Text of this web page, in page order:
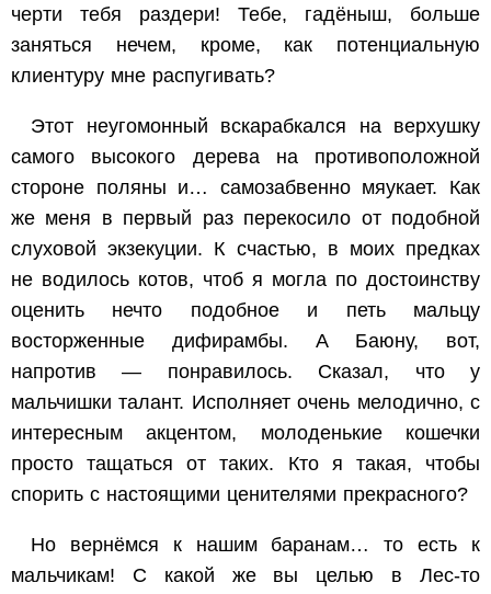
черти тебя раздери! Тебе, гадёныш, больше
заняться нечем, кроме, как потенциальную
клиентуру мне распугивать?
Этот неугомонный вскарабкался на верхушку
самого высокого дерева на противоположной
стороне поляны и… самозабвенно мяукает. Как
же меня в первый раз перекосило от подобной
слуховой экзекуции. К счастью, в моих предках
не водилось котов, чтоб я могла по достоинству
оценить нечто подобное и петь мальцу
восторженные дифирамбы. А Баюну, вот,
напротив — понравилось. Сказал, что у
мальчишки талант. Исполняет очень мелодично, с
интересным акцентом, молоденькие кошечки
просто тащаться от таких. Кто я такая, чтобы
спорить с настоящими ценителями прекрасного?
Но вернёмся к нашим баранам… то есть к
мальчикам! С какой же вы целью в Лес-то